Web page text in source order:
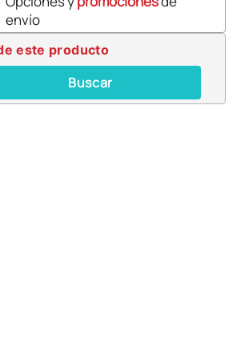
envío
este producto
Buscar